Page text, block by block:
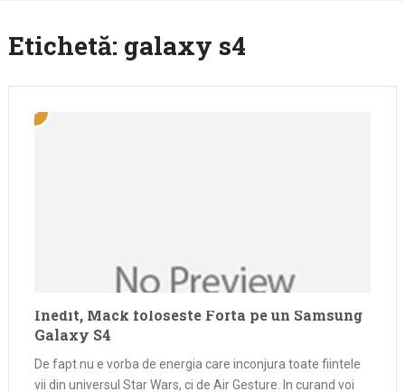
Etichetă: galaxy s4
Inedit, Mack foloseste Forta pe un Samsung
Galaxy S4
De fapt nu e vorba de energia care inconjura toate fiintele
vii din universul Star Wars, ci de Air Gesture. In curand voi